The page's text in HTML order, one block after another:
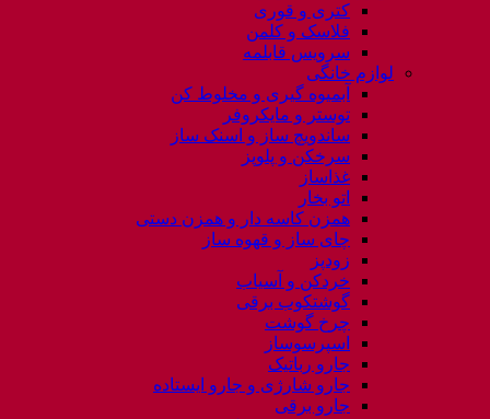
کتری و قوری
فلاسک و کلمن
سرویس قابلمه
لوازم خانگی
آبمیوه گیری و مخلوط کن
توستر و مایکروفر
ساندویچ ساز و اسنک ساز
سرخکن و پلوپز
غذاساز
اتو بخار
همزن کاسه دار و همزن دستی
چای ساز و قهوه ساز
زودپز
خردکن و آسیاب
گوشتکوب برقی
چرخ گوشت
اسپرسوساز
جارو رباتیک
جارو شارژی و جارو ایستاده
جارو برقی